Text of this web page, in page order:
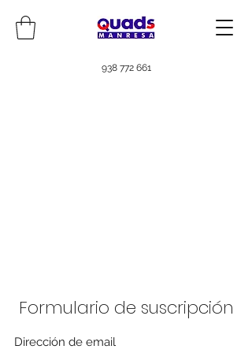
938 772 661
Formulario de suscripción